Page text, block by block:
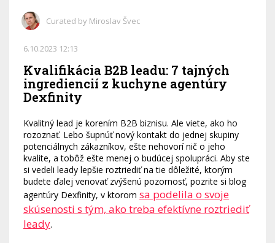
Curated by Miroslav Švec
6.10.2023 12:13
Kvalifikácia B2B leadu: 7 tajných
ingrediencií z kuchyne agentúry
Dexfinity
Kvalitný lead je korením B2B biznisu. Ale viete, ako ho
rozoznať. Lebo šupnúť nový kontakt do jednej skupiny
potenciálnych zákazníkov, ešte nehovorí nič o jeho
kvalite, a tobôž ešte menej o budúcej spolupráci. Aby ste
si vedeli leady lepšie roztriediť na tie dôležité, ktorým
budete ďalej venovať zvýšenú pozornosť, pozrite si blog
agentúry Dexfinity, v ktorom sa podelila o svoje
skúsenosti s tým, ako treba efektívne roztriediť
leady.